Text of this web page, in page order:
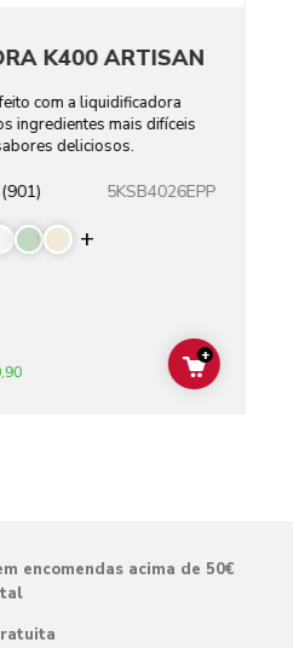
K400 ARTISAN
com a liquidificadora
ingredientes mais difíceis
deliciosos.
(901) 5KSB4026EPP
Display more
ADD TO
+
encomendas acima de 50€